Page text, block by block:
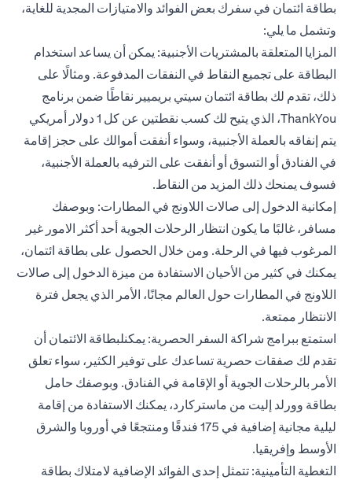
بطاقة ائتمان في سفرك بعض الفوائد والامتيازات المجدية للغاية،
وتشمل ما يلي:
المزايا المتعلقة بالمشتريات الأجنبية: يمكن أن يساعد استخدام
البطاقة على تجميع النقاط في النفقات المدفوعة. ومثالًا على
ذلك، تقدم لك بطاقة ائتمان سيتي بريميير نقاطًا ضمن برنامج
ThankYou، الذي يتيح لك كسب نقطتين عن كل 1 دولار أمريكي
يتم إنفاقه بالعملة الأجنبية، وسواء أنفقت أموالك على حجز إقامة
في الفنادق أو التسوق أو أنفقت على الترفيه بالعملة الأجنبية،
فسوف يمنحك ذلك المزيد من النقاط.
إمكانية الدخول إلى صالات اللاونج في المطارات: وبوصفك
مسافر، غالبًا ما يكون انتظار الرحلات الجوية أحد أكثر الامور غير
المرغوب فيها في الرحلة. ومن خلال الحصول على بطاقة ائتمان،
يمكنك في كثير من الأحيان الاستفادة من ميزة الدخول إلى صالات
اللاونج في المطارات حول العالم مجانًا، الأمر الذي يجعل فترة
الانتظار ممتعة.
استمتع ببرامج شراكة السفر الحصرية: يمكنلبطاقة الائتمان أن
تقدم لك صفقات حصرية تساعدك على توفير الكثير، سواء تعلق
الأمر بالرحلات الجوية أو الإقامة في الفنادق. وبوصفك حامل
بطاقة وورلد إليت من ماستركارد، يمكنك الاستفادة من إقامة
ليلية مجانية إضافية في 175 فندقًا ومنتجعًا في أوروبا والشرق
الأوسط وإفريقيا.
التغطية التأمينية: تتمثل إحدى الفوائد الإضافية لامتلاك بطاقة